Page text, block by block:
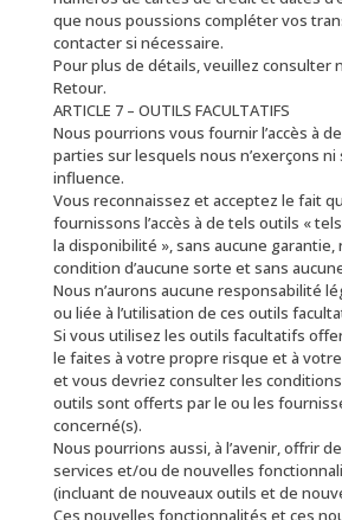
que nous poussions compléter vos
contacter si nécessaire.
Pour plus de détails, veuillez consulter
Retour.
ARTICLE 7 – OUTILS FACULTATIFS
Nous pourrions vous fournir l’accès à
parties sur lesquels nous n’exerçons ni
influence.
Vous reconnaissez et acceptez le fait
fournissons l’accès à de tels outils «
la disponibilité », sans aucune
condition d’aucune sorte et sans
Nous n’aurons aucune responsabilité
ou liée à l’utilisation de ces outils
Si vous utilisez les outils facultatifs
le faites à votre propre risque et à
et vous devriez consulter les
outils sont offerts par le ou les
concerné(s).
Nous pourrions aussi, à l’avenir, offrir
services et/ou de nouvelles
(incluant de nouveaux outils et de
Ces nouvelles fonctionnalités et ces